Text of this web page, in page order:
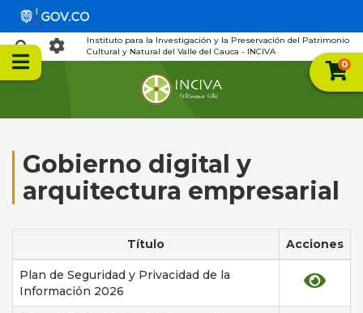
Instituto para la Investigación y la Preservación del Patrimonio
Cultural y Natural del Valle del Cauca - INCIVA
0
Gobierno digital y
arquitectura empresarial
Título Acciones
Plan de Seguridad y Privacidad de la
Información 2026